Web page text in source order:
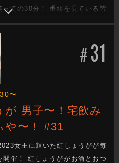
っての30分！ 番組を見ている皆
な気分になれる番組です！
#31
〜
男子〜！宅飲み
や〜！ #31
女王に輝いた紅しょうがが毎
開催！ 紅しょうががお酒とおつ